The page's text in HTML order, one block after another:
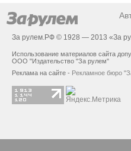
За рулем.РФ © 1928 — 2013 «За
Использование материалов сайта
ООО "Издательство "За рулем"
Реклама на сайте - Рекламное бюро